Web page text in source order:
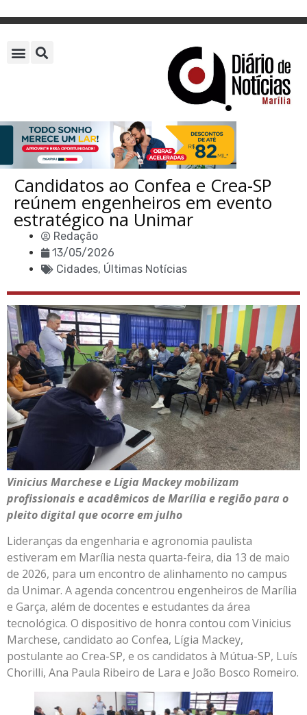
Candidatos ao Confea e Crea-SP
reúnem engenheiros em evento
estratégico na Unimar
Redação
13/05/2026
Cidades, Últimas Notícias
Vinicius Marchese e Lígia Mackey mobilizam
profissionais e acadêmicos de Marília e região para o
pleito digital que ocorre em julho
Lideranças da engenharia e agronomia paulista
estiveram em Marília nesta quarta-feira, dia 13 de maio
de 2026, para um encontro de alinhamento no campus
da Unimar. A agenda concentrou engenheiros de Marília
e Garça, além de docentes e estudantes da área
tecnológica. O dispositivo de honra contou com Vinicius
Marchese, candidato ao Confea, Lígia Mackey,
postulante ao Crea-SP, e os candidatos à Mútua-SP, Luís
Chorilli, Ana Paula Ribeiro de Lara e João Bosco Romeiro.